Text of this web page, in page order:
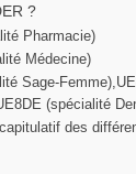
?
Pharmacie)
Médecine)
Sage-
(spécialité
des